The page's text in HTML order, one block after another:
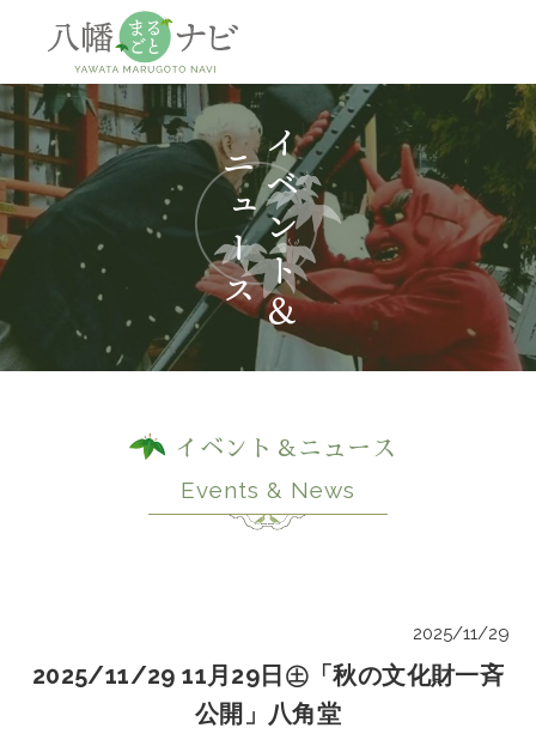
神社 観
イベント＆ニュース
Events & News
2025/11/29
2025/11/29 11月29日㊏「秋の文化財一斉
公開」八角堂